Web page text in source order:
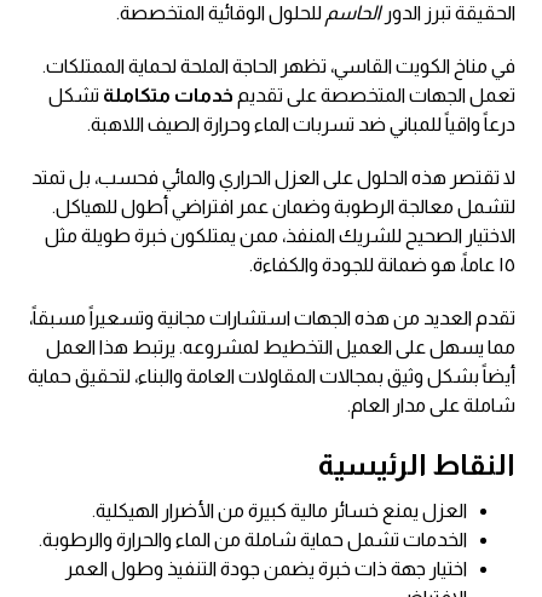
الحقيقة تبرز الدورالحاسم للحلول الوقائية المتخصصة.
في مناخ الكويت القاسي، تظهر الحاجة الملحة لحماية الممتلكات.
تعمل الجهات المتخصصة على تقديم خدمات متكاملة تشكل
درعاً واقياً للمباني ضد تسربات الماء وحرارة الصيف اللاهبة.
لا تقتصر هذه الحلول على العزل الحراري والمائي فحسب، بل تمتد
لتشمل معالجة الرطوبة وضمان عمر افتراضي أطول للهياكل.
الاختيار الصحيح للشريك المنفذ، ممن يمتلكون خبرة طويلة مثل
١٥ عاماً، هو ضمانة للجودة والكفاءة.
تقدم العديد من هذه الجهات استشارات مجانية وتسعيراً مسبقاً،
مما يسهل على العميل التخطيط لمشروعه. يرتبط هذا العمل
أيضاً بشكل وثيق بمجالات المقاولات العامة والبناء، لتحقيق حماية
شاملة على مدار العام.
النقاط الرئيسية
العزل يمنع خسائر مالية كبيرة من الأضرار الهيكلية.
الخدمات تشمل حماية شاملة من الماء والحرارة والرطوبة.
اختيار جهة ذات خبرة يضمن جودة التنفيذ وطول العمر